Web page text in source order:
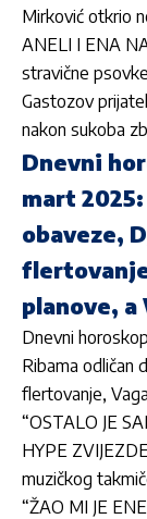
Mirković otkrio
ANELI I ENA
stravične
Gastozov
nakon sukoba
Dnevni
mart
obaveze,
planove, a
Dnevni
Ribama odličan
flertovanje,
“OSTALO JE
HYPE
muzičkog
“ŽAO MI JE